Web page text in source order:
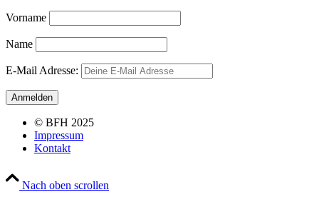
Vorname
Name
E-Mail Adresse:
© BFH 2025
Impressum
Kontakt
Nach oben scrollen